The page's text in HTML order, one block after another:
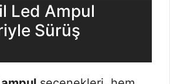
Led Ampul
Sürüş